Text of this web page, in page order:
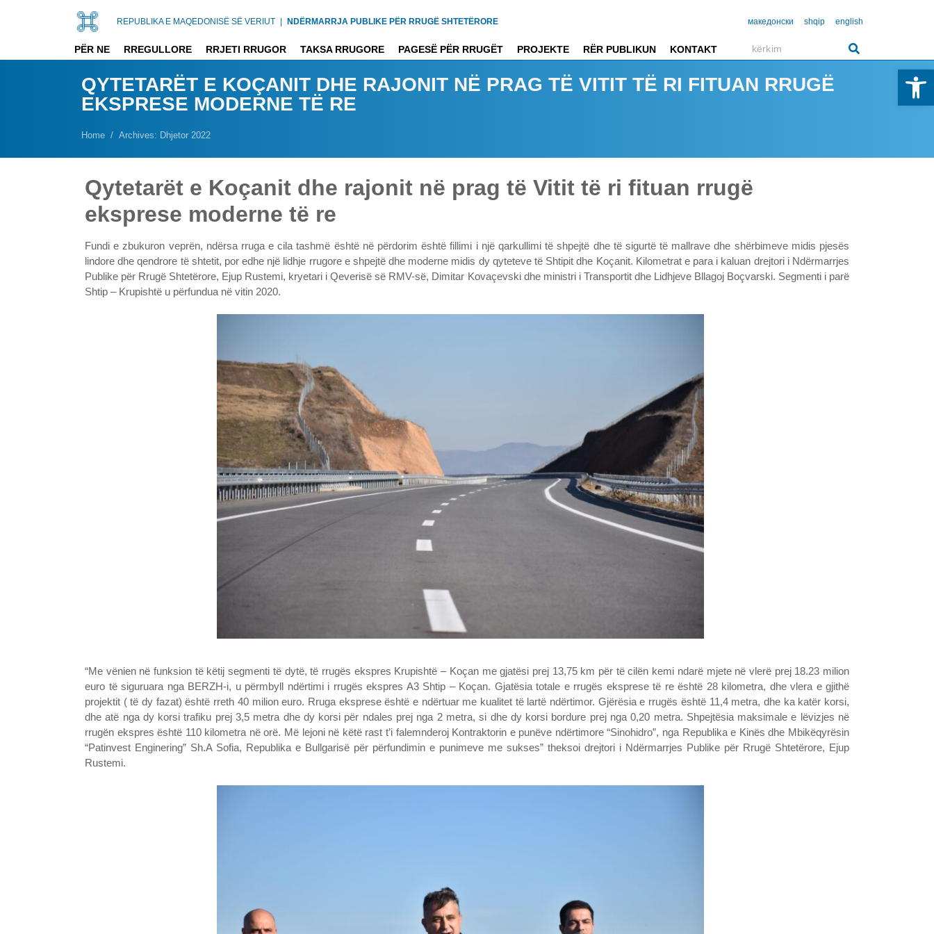
REPUBLIKA E MAQEDONISË SË VERIUT | NDËRMARRJA PUBLIKE PËR RRUGË SHTETËRORE македонски shqip english
PËR NE RREGULLORE RRJETI RRUGOR TAKSA RRUGORE PAGESË PËR RRUGËT PROJEKTE RËR PUBLIKUN KONTAKT
QYTETARËT E KOÇANIT DHE RAJONIT NË PRAG TË VITIT TË RI FITUAN RRUGË
EKSPRESE MODERNE TË RE
Home Archives: Dhjetor 2022
Qytetarët e Koçanit dhe rajonit në prag të Vitit të ri fituan rrugë
eksprese moderne të re
Fundi e zbukuron veprën, ndërsa rruga e cila tashmë është në përdorim është fillimi i një qarkullimi të shpejtë dhe të sigurtë të mallrave dhe shërbimeve midis pjesës
lindore dhe qendrore të shtetit, por edhe një lidhje rrugore e shpejtë dhe moderne midis dy qyteteve të Shtipit dhe Koçanit. Kilometrat e para i kaluan drejtori i Ndërmarrjes
Publike për Rrugë Shtetërore, Ejup Rustemi, kryetari i Qeverisë së RMV-së, Dimitar Kovaçevski dhe ministri i Transportit dhe Lidhjeve Bllagoj Boçvarski. Segmenti i parë
Shtip – Krupishtë u përfundua në vitin 2020.
“Me vënien në funksion të këtij segmenti të dytë, të rrugës ekspres Krupishtë – Koçan me gjatësi prej 13,75 km për të cilën kemi ndarë mjete në vlerë prej 18.23 milion
euro të siguruara nga BERZH-i, u përmbyll ndërtimi i rrugës ekspres A3 Shtip – Koçan. Gjatësia totale e rrugës eksprese të re është 28 kilometra, dhe vlera e gjithë
projektit ( të dy fazat) është rreth 40 milion euro. Rruga eksprese është e ndërtuar me kualitet të lartë ndërtimor. Gjërësia e rrugës është 11,4 metra, dhe ka katër korsi,
dhe atë nga dy korsi trafiku prej 3,5 metra dhe dy korsi për ndales prej nga 2 metra, si dhe dy korsi bordure prej nga 0,20 metra. Shpejtësia maksimale e lëvizjes në
rrugën ekspres është 110 kilometra në orë. Më lejoni në këtë rast t’i falemnderoj Kontraktorin e punëve ndërtimore “Sinohidro”, nga Republika e Kinës dhe Mbikëqyrësin
“Patinvest Enginering” Sh.A Sofia, Republika e Bullgarisë për përfundimin e punimeve me sukses” theksoi drejtori i Ndërmarrjes Publike për Rrugë Shtetërore, Ejup
Rustemi.